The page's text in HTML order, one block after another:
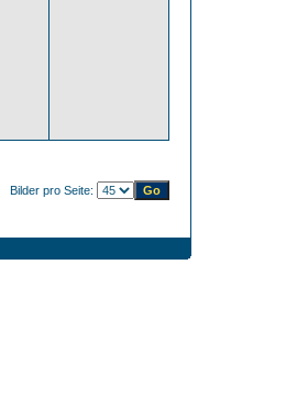
Bilder pro Seite: